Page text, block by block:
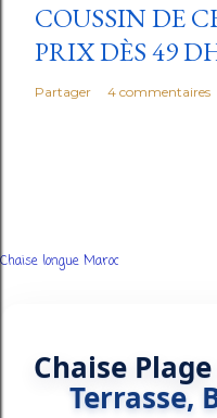
COUSSIN DE
PRIX DÈS 49
Partager 4 commentaires
Chaise longue Maroc
Chaise
Terrasse,